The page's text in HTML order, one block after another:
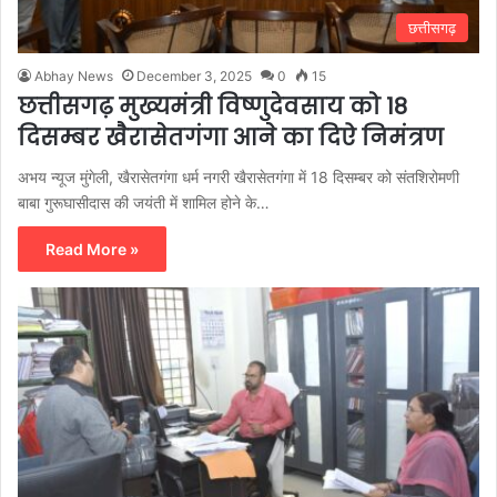
छत्तीसगढ़
Abhay News December 3, 2025 0 15
छत्तीसगढ़ मुख्यमंत्री विष्णुदेवसाय को 18
दिसम्बर खैरासेतगंगा आने का दिऐ निमंत्रण
अभय न्यूज मुंगेली, खैरासेतगंगा धर्म नगरी खैरासेतगंगा में 18 दिसम्बर को संतशिरोमणी
बाबा गुरूघासीदास की जयंती में शामिल होने के…
Read More »